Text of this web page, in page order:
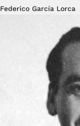
Federico García Lorca